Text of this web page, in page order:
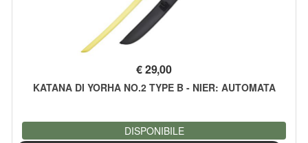
€29,00
KATANA DI YORHA NO.2 TYPE B - NIER: AUTOMATA
DISPONIBILE